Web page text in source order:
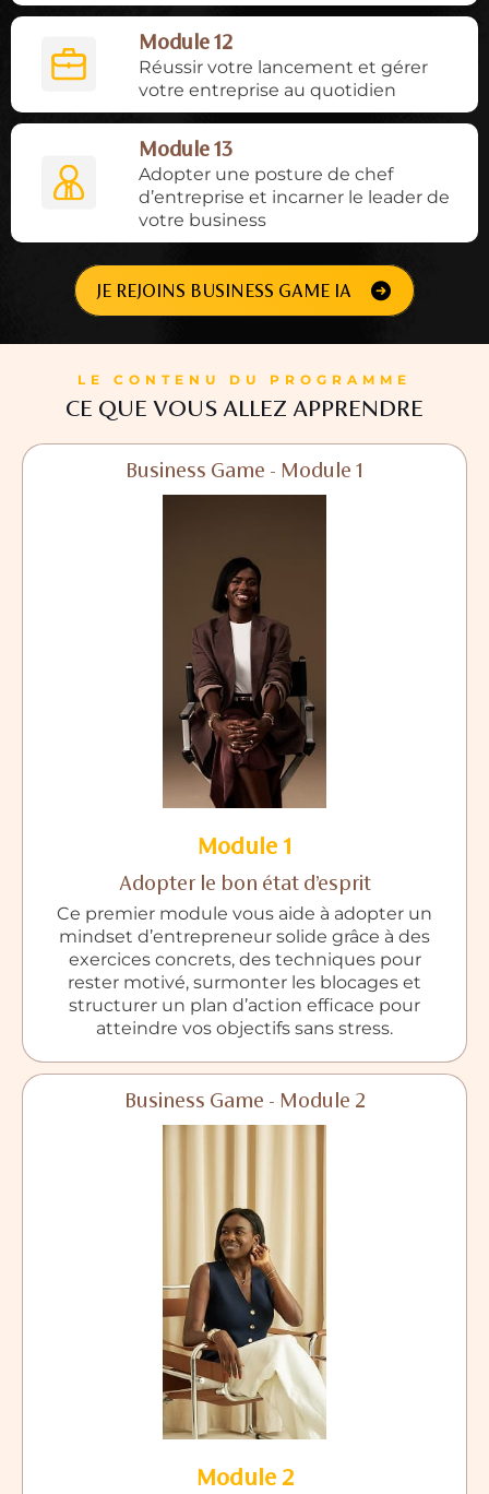
Module 12
Réussir votre lancement et gérer
votre entreprise au quotidien
Module 13
Adopter une posture de chef
d’entreprise et incarner le leader de
votre business
JE REJOINS BUSINESS GAME IA
LE CONTENU DU PROGRAMME
CE QUE VOUS ALLEZ APPRENDRE
Business Game - Module 1
Module 1
Adopter le bon état d’esprit
Ce premier module vous aide à adopter un
mindset d’entrepreneur solide grâce à des
exercices concrets, des techniques pour
rester motivé, surmonter les blocages et
structurer un plan d’action efficace pour
atteindre vos objectifs sans stress.
Business Game - Module 2
Module 2